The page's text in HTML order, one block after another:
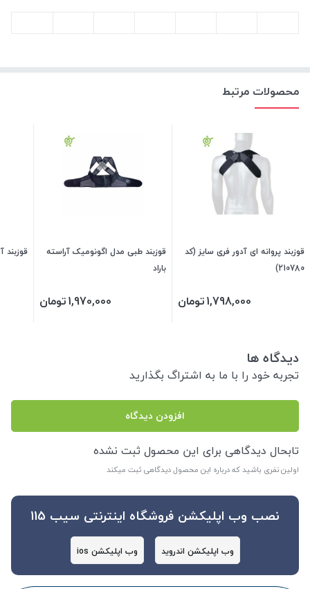
محصولات مرتبط
قوزبند پروانه ای آدور فری سایز (کد
210780)
1,798,000تومان
قوزبند طبی مدل اگونومیک آراسته
باراد
1,970,000تومان
قوزبند
دیدگاه ها
تجربه خود را با ما به اشتراگ بگذارید
افزودن دیدگاه
تابحال دیدگاهی برای این محصول ثبت نشده
اولین نفری باشید که درباره این محصول دیدگاهی ثبت میکند
نصب وب اپلیکشن فروشگاه اینترنتی سیب 115
وب اپلیکشن اندروید وب اپلیکشن ios